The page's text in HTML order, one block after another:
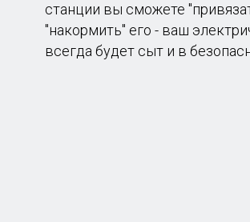
станции вы сможете
"накормить" его - ваш
всегда будет сыт и в